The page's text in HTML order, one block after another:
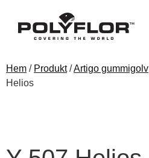
Hem / Produkt/Artigo gummigolv
Helios